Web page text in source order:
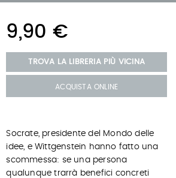
9,90 €
TROVA LA LIBRERIA PIÙ VICINA
ACQUISTA ONLINE
Socrate, presidente del Mondo delle
idee, e Wittgenstein hanno fatto una
scommessa: se una persona
qualunque trarrà benefici concreti